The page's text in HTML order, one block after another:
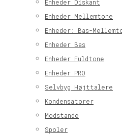
Enheder Diskant
Enheder Mellemtone
Enheder: Bas-
Enheder Bas
Enheder Fuldtone
Enheder PRO
Selvbyg Højttalere
Kondensatorer
Modstande
Spoler